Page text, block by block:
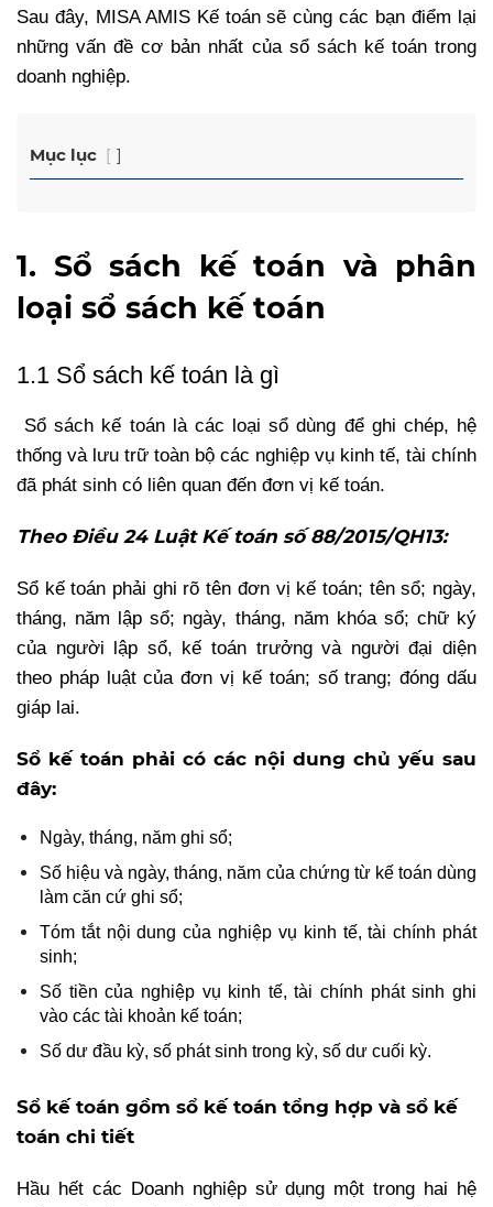
Sau đây, MISA AMIS Kế toán sẽ cùng các bạn điểm lại
những vấn đề cơ bản nhất của sổ sách kế toán trong
doanh nghiệp.
Mục lục
1. Sổ sách kế toán và phân
loại sổ sách kế toán
1.1 Sổ sách kế toán là gì
Sổ sách kế toán là các loại sổ dùng để ghi chép, hệ
thống và lưu trữ toàn bộ các nghiệp vụ kinh tế, tài chính
đã phát sinh có liên quan đến đơn vị kế toán.
Theo Điều 24 Luật Kế toán số 88/2015/QH13:
Sổ kế toán phải ghi rõ tên đơn vị kế toán; tên sổ; ngày,
tháng, năm lập sổ; ngày, tháng, năm khóa sổ; chữ ký
của người lập sổ, kế toán trưởng và người đại diện
theo pháp luật của đơn vị kế toán; số trang; đóng dấu
giáp lai.
Sổ kế toán phải có các nội dung chủ yếu sau
đây:
Ngày, tháng, năm ghi sổ;
Số hiệu và ngày, tháng, năm của chứng từ kế toán dùng
làm căn cứ ghi sổ;
Tóm tắt nội dung của nghiệp vụ kinh tế, tài chính phát
sinh;
Số tiền của nghiệp vụ kinh tế, tài chính phát sinh ghi
vào các tài khoản kế toán;
Số dư đầu kỳ, số phát sinh trong kỳ, số dư cuối kỳ.
Sổ kế toán gồm sổ kế toán tổng hợp và sổ kế
toán chi tiết
Hầu hết các Doanh nghiệp sử dụng một trong hai hệ